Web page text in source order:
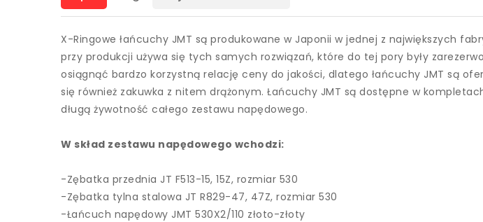
X-Ringowe łańcuchy JMT są produkowane w Japonii w jednej z największych
przy produkcji używa się tych samych rozwiązań, które do tej pory były
osiągnąć bardzo korzystną relację ceny do jakości, dlatego łańcuchy JMT są
się również zakuwka z nitem drążonym. Łańcuchy JMT są dostępne w
długą żywotność całego zestawu napędowego.
W skład zestawu napędowego wchodzi:
-Zębatka przednia JT F513-15, 15Z, rozmiar 530
-Zębatka tylna stalowa JT R829-47, 47Z, rozmiar 530
-Łańcuch napędowy JMT 530X2/110 złoto-złoty